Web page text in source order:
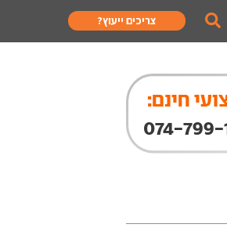
צריכים ייעוץ?
חינם: